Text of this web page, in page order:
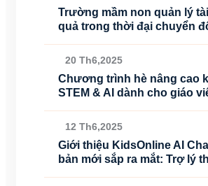
Trường mầm non quản lý
quả trong thời đại chuyển
20 Th6,2025
Chương trình hè nâng cao
STEM & AI dành cho giáo
12 Th6,2025
Giới thiệu KidsOnline AI
bản mới sắp ra mắt: Trợ lý